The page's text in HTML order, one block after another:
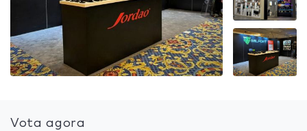
Vota agora